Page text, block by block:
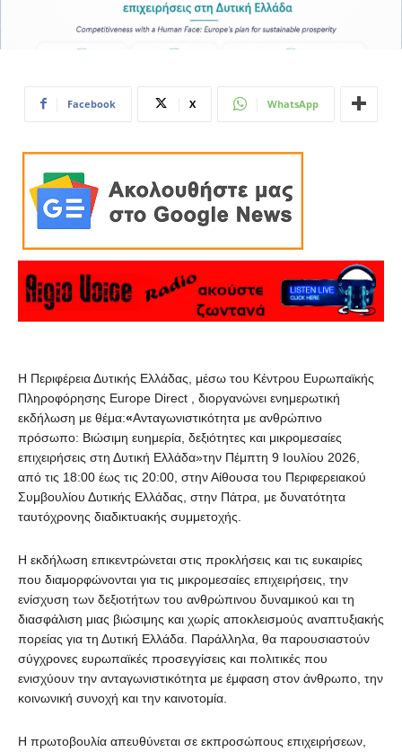
Facebook X WhatsApp
Η Περιφέρεια Δυτικής Ελλάδας, μέσω του Κέντρου Ευρωπαϊκής
Πληροφόρησης Europe Direct , διοργανώνει ενημερωτική
εκδήλωση με θέμα:«Ανταγωνιστικότητα με ανθρώπινο
πρόσωπο: Βιώσιμη ευημερία, δεξιότητες και μικρομεσαίες
επιχειρήσεις στη Δυτική Ελλάδα»την Πέμπτη 9 Ιουλίου 2026,
από τις 18:00 έως τις 20:00, στην Αίθουσα του Περιφερειακού
Συμβουλίου Δυτικής Ελλάδας, στην Πάτρα, με δυνατότητα
ταυτόχρονης διαδικτυακής συμμετοχής.
Η εκδήλωση επικεντρώνεται στις προκλήσεις και τις ευκαιρίες
που διαμορφώνονται για τις μικρομεσαίες επιχειρήσεις, την
ενίσχυση των δεξιοτήτων του ανθρώπινου δυναμικού και τη
διασφάλιση μιας βιώσιμης και χωρίς αποκλεισμούς αναπτυξιακής
πορείας για τη Δυτική Ελλάδα. Παράλληλα, θα παρουσιαστούν
σύγχρονες ευρωπαϊκές προσεγγίσεις και πολιτικές που
ενισχύουν την ανταγωνιστικότητα με έμφαση στον άνθρωπο, την
κοινωνική συνοχή και την καινοτομία.
Η πρωτοβουλία απευθύνεται σε εκπροσώπους επιχειρήσεων,